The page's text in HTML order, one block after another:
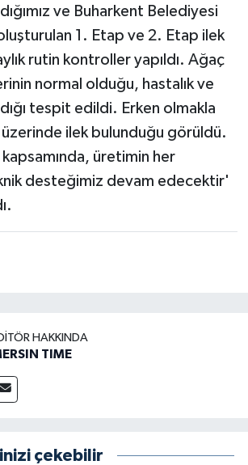
ve Buharkent Belediyesi
1. Etap ve 2. Etap ilek
rutin kontroller yapıldı. Ağaç
normal olduğu, hastalık ve
tespit edildi. Erken olmakla
ilek bulunduğu görüldü.
üretimin her
desteğimiz devam edecektir'
HAKKINDA
TIME
çekebilir